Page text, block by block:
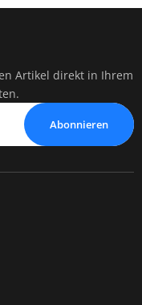
Artikel direkt in Ihrem
Abonnieren